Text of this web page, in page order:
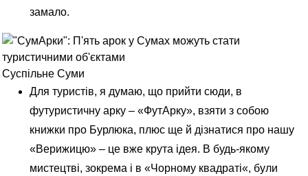
замало.
Суспільне Суми
Для туристів, я думаю, що прийти сюди, в
футуристичну арку – «ФутАрку», взяти з собою
книжки про Бурлюка, плюс ще й дізнатися про нашу
«Верижицю» – це вже крута ідея. В будь-якому
мистецтві, зокрема і в «Чорному квадраті«, були